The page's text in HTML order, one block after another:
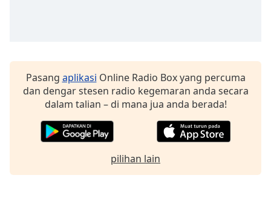
will
cancelPasang aplikasi Online Radio Box yang percuma
dan dengar stesen radio kegemaran anda secara
dalam talian – di mana jua anda berada!
pilihan lain